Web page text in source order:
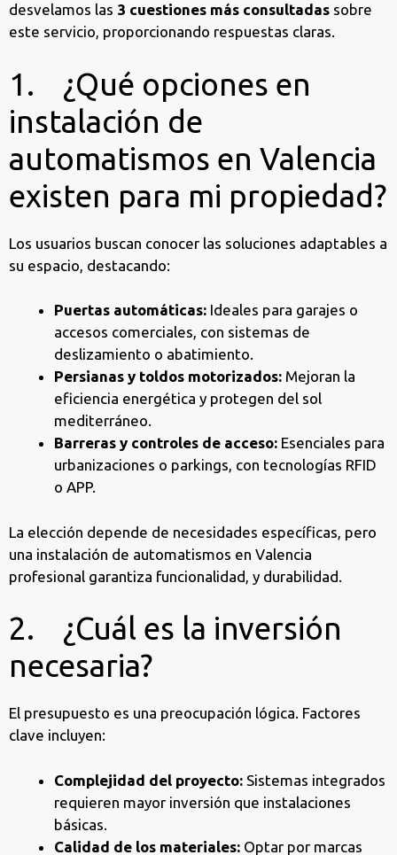
desvelamos las 3 cuestiones más consultadas sobre
este servicio, proporcionando respuestas claras.
1. ¿Qué opciones en
instalación de
automatismos en Valencia
existen para mi propiedad?
Los usuarios buscan conocer las soluciones adaptables a
su espacio, destacando:
Puertas automáticas: Ideales para garajes o
accesos comerciales, con sistemas de
deslizamiento o abatimiento.
Persianas y toldos motorizados: Mejoran la
eficiencia energética y protegen del sol
mediterráneo.
Barreras y controles de acceso: Esenciales para
urbanizaciones o parkings, con tecnologías RFID
o APP.
La elección depende de necesidades específicas, pero
una instalación de automatismos en Valencia
profesional garantiza funcionalidad, y durabilidad.
2. ¿Cuál es la inversión
necesaria?
El presupuesto es una preocupación lógica. Factores
clave incluyen:
Complejidad del proyecto: Sistemas integrados
requieren mayor inversión que instalaciones
básicas.
Calidad de los materiales: Optar por marcas